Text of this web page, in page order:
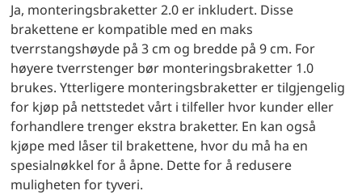
Ja, monteringsbraketter 2.0 er inkludert. Disse
brakettene er kompatible med en maks
tverrstangshøyde på 3 cm og bredde på 9 cm. For
høyere tverrstenger bør monteringsbraketter 1.0
brukes. Ytterligere monteringsbraketter er tilgjengelig
for kjøp på nettstedet vårt i tilfeller hvor kunder eller
forhandlere trenger ekstra braketter. En kan også
kjøpe med låser til brakettene, hvor du må ha en
spesialnøkkel for å åpne. Dette for å redusere
muligheten for tyveri.